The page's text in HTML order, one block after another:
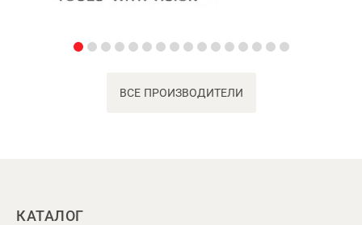
ВСЕ ПРОИЗВОДИТЕЛИ
КАТАЛОГ